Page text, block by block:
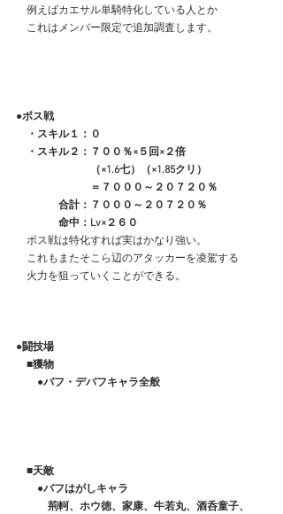
例えばカエサル単騎特化している人とか
これはメンバー限定で追加調査します。
●ボス戦
・スキル１：０
・スキル２：７００％×５回×２倍
（×1.6七）（×1.85クリ）
＝７０００～２０７２０％
合計：７０００～２０７２０％
命中：Lv×２６０
ボス戦は特化すれば実はかなり強い。
これもまたそこら辺のアタッカーを凌駕する
火力を狙っていくことができる。
●闘技場
■獲物
●バフ・デバフキャラ全般
■天敵
●バフはがしキャラ
荊軻、ホウ徳、家康、牛若丸、酒呑童子、